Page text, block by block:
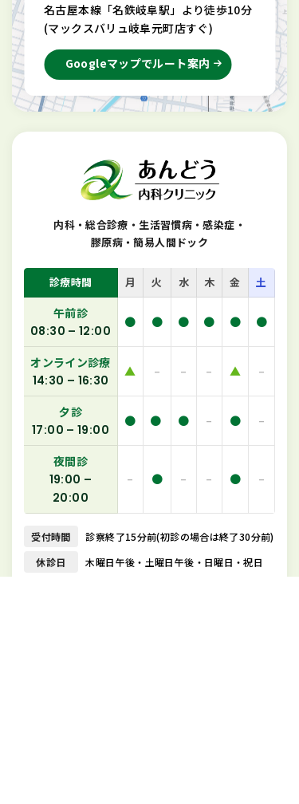
名古屋本線「名鉄岐阜駅」より徒歩10分
(マックスバリュ岐阜元町店すぐ)
Googleマップでルート案内
内科・総合診療・生活習慣病・感染症 ・
膠原病・簡易人間ドック
診療時間 月 火 水 木 金 土
午前診
08:30 – 12:00
● ● ● ● ● ●
オンライン診療
14:30 – 16:30
▲ – – – ▲ –
夕診
17:00 – 19:00
● ● ● – ● –
夜間診
19:00 –
20:00
– ● – – ● –
受付時間
診察終了15分前(初診の場合は終了30分前)
休診日
木曜日午後・土曜日午後・日曜日・祝日